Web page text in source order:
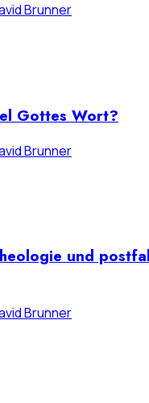
Brunner
Gottes Wort?
Brunner
und
Brunner